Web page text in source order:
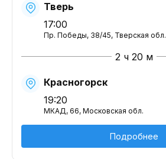
Тверь
17:00
Пр. Победы, 38/45, Тверская обл.
2 ч 20 м
Красногорск
19:20
МКАД, 66, Московская обл.
Подробнее